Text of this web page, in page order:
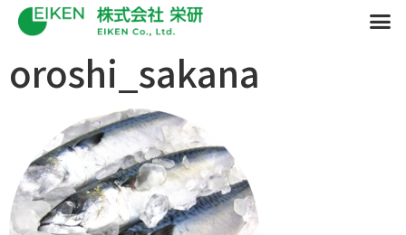
oroshi_sakana